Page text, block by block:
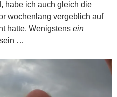
habe ich auch gleich die
wochenlang vergeblich auf
hatte. Wenigstens ein
sein …